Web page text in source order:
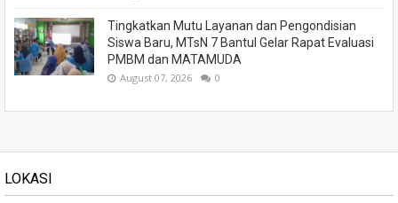
Tingkatkan Mutu Layanan dan Pengondisian
Siswa Baru, MTsN 7 Bantul Gelar Rapat Evaluasi
PMBM dan MATAMUDA
August 07, 2026 0
LOKASI